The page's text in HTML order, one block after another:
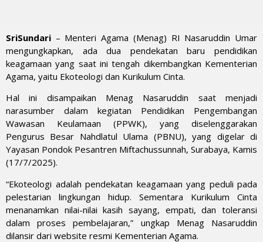
SriSundari – Menteri Agama (Menag) RI Nasaruddin Umar
mengungkapkan, ada dua pendekatan baru pendidikan
keagamaan yang saat ini tengah dikembangkan Kementerian
Agama, yaitu Ekoteologi dan Kurikulum Cinta.
Hal ini disampaikan Menag Nasaruddin saat menjadi
narasumber dalam kegiatan Pendidikan Pengembangan
Wawasan Keulamaan (PPWK), yang diselenggarakan
Pengurus Besar Nahdlatul Ulama (PBNU), yang digelar di
Yayasan Pondok Pesantren Miftachussunnah, Surabaya, Kamis
(17/7/2025).
“Ekoteologi adalah pendekatan keagamaan yang peduli pada
pelestarian lingkungan hidup. Sementara Kurikulum Cinta
menanamkan nilai-nilai kasih sayang, empati, dan toleransi
dalam proses pembelajaran,” ungkap Menag Nasaruddin
dilansir dari website resmi Kementerian Agama.